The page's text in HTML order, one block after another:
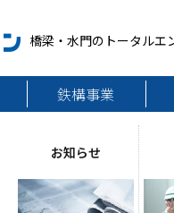
橋梁・水門のトータルエ
鉄構事業
お知らせ